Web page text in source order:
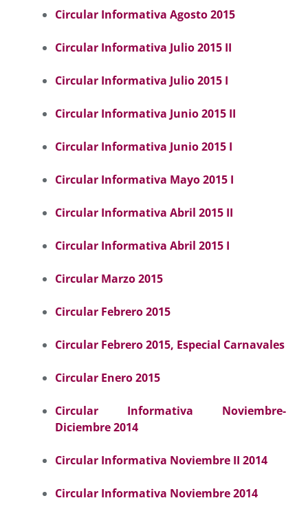
Circular Informativa Agosto 2015
Circular Informativa Julio 2015 II
Circular Informativa Julio 2015 I
Circular Informativa Junio 2015 II
Circular Informativa Junio 2015 I
Circular Informativa Mayo 2015 I
Circular Informativa Abril 2015 II
Circular Informativa Abril 2015 I
Circular Marzo 2015
Circular Febrero 2015
Circular Febrero 2015, Especial Carnavales
Circular Enero 2015
Circular Informativa Noviembre-
Diciembre 2014
Circular Informativa Noviembre II 2014
Circular Informativa Noviembre 2014